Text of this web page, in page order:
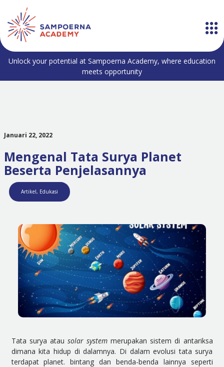
Unlock your potential at Sampoerna Academy, where education
meets opportunity
Januari 22, 2022
Mengenal Tata Surya Planet
Beserta Penjelasannya
Artikel, Edukasi
Tata surya atau solar system merupakan sistem di antariksa
dimana kita hidup di dalamnya. Di dalam evolusi tata surya
terdapat planet. bintang dan benda-benda lainnya seperti